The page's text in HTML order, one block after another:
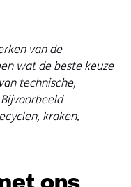
van de
wat de beste keuze
technische,
kraken,